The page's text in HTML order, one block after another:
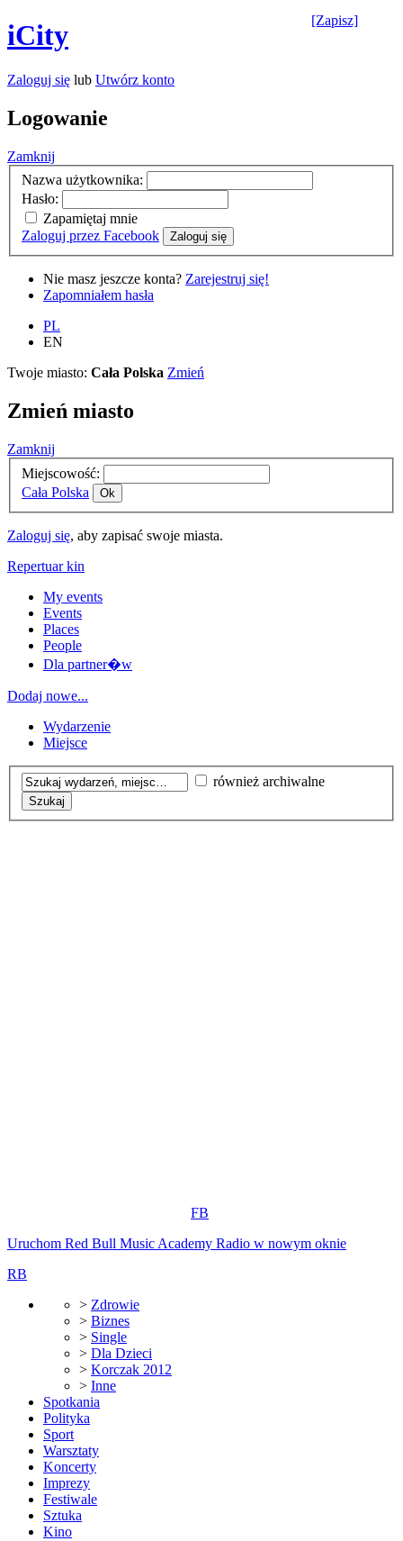
iCity
Zaloguj się lub Utwórz konto
Logowanie
Zamknij
Nazwa użytkownika:
Hasło:
Zapamiętaj mnie
Zaloguj przez Facebook
Zaloguj się
Nie masz jeszcze konta? Zarejestruj się!
Zapomniałem hasła
PL
EN
Twoje miasto: Cała Polska Zmień
Zmień miasto
Zamknij
Miejscowość:
Cała Polska
Ok
Zaloguj się, aby zapisać swoje miasta.
Repertuar kin
My events
Events
Places
People
Dla partner�w
Dodaj nowe...
Wydarzenie
Miejsce
również archiwalne
Szukaj
FB
Uruchom Red Bull Music Academy Radio w nowym oknie
RB
> Zdrowie
> Biznes
> Single
> Dla Dzieci
> Korczak 2012
> Inne
Spotkania
Polityka
Sport
Warsztaty
Koncerty
Imprezy
Festiwale
Sztuka
Kino
[Zapisz]